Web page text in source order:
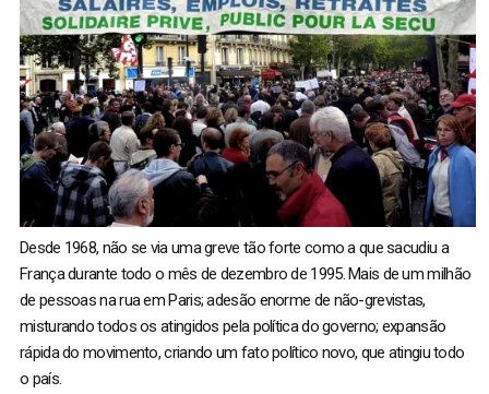
Desde 1968, não se via uma greve tão forte como a que sacudiu a
França durante todo o mês de dezembro de 1995. Mais de um milhão
de pessoas na rua em Paris; adesão enorme de não-grevistas,
misturando todos os atingidos pela política do governo; expansão
rápida do movimento, criando um fato político novo, que atingiu todo
o país.